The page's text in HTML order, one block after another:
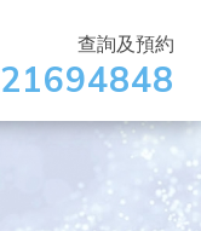
查詢及預約
21694848